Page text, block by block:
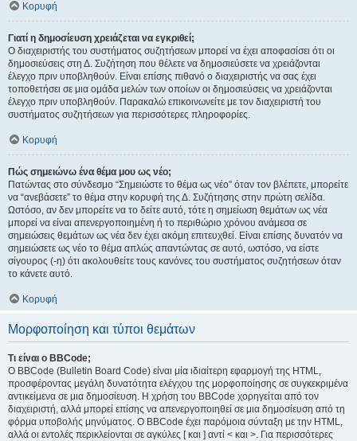
Κορυφή
Γιατί η δημοσίευση χρειάζεται να εγκριθεί;
Ο διαχειριστής του συστήματος συζητήσεων μπορεί να έχει αποφασίσει ότι οι
δημοσιεύσεις στη Δ. Συζήτηση που θέλετε να δημοσιεύσετε να χρειάζονται
έλεγχο πριν υποβληθούν. Είναι επίσης πιθανό ο διαχειριστής να σας έχει
τοποθετήσει σε μια ομάδα μελών των οποίων οι δημοσιεύσεις να χρειάζονται
έλεγχο πριν υποβληθούν. Παρακαλώ επικοινωνείτε με τον διαχειριστή του
συστήματος συζητήσεων για περισσότερες πληροφορίες.
Κορυφή
Πώς σημειώνω ένα θέμα μου ως νέο;
Πατώντας στο σύνδεσμο “Σημειώστε το θέμα ως νέο” όταν τον βλέπετε, μπορείτε
να “ανεβάσετε” το θέμα στην κορυφή της Δ. Συζήτησης στην πρώτη σελίδα.
Ωστόσο, αν δεν μπορείτε να το δείτε αυτό, τότε η σημείωση θεμάτων ως νέα
μπορεί να είναι απενεργοποιημένη ή το περιθώριο χρόνου ανάμεσα σε
σημειώσεις θεμάτων ως νέα δεν έχει ακόμη επιτευχθεί. Είναι επίσης δυνατόν να
σημειώσετε ως νέο το θέμα απλώς απαντώντας σε αυτό, ωστόσο, να είστε
σίγουρος (-η) ότι ακολουθείτε τους κανόνες του συστήματος συζητήσεων όταν
το κάνετε αυτό.
Κορυφή
Μορφοποίηση και τύποι θεμάτων
Τι είναι ο BBCode;
Ο BBCode (Bulletin Board Code) είναι μία ιδιαίτερη εφαρμογή της HTML,
προσφέροντας μεγάλη δυνατότητα ελέγχου της μορφοποίησης σε συγκεκριμένα
αντικείμενα σε μια δημοσίευση. Η χρήση του BBCode χορηγείται από τον
διαχειριστή, αλλά μπορεί επίσης να απενεργοποιηθεί σε μια δημοσίευση από τη
φόρμα υποβολής μηνύματος. Ο BBCode έχει παρόμοια σύνταξη με την HTML,
αλλά οι εντολές περικλείονται σε αγκύλες [ και ] αντί < και >. Για περισσότερες